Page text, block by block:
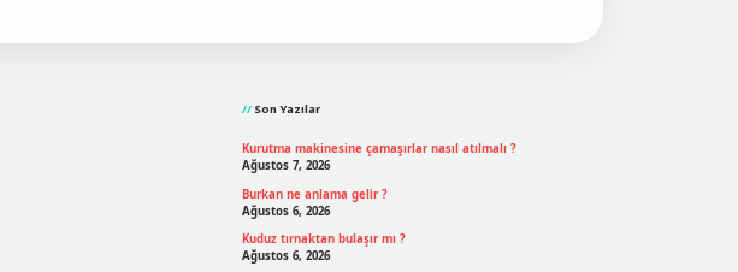
Son Yazılar
Kurutma makinesine çamaşırlar nasıl atılmalı ?
Ağustos 7, 2026
Burkan ne anlama gelir ?
Ağustos 6, 2026
Kuduz tırnaktan bulaşır mı ?
Ağustos 6, 2026